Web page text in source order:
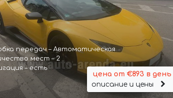
передач – Автоматическая
мест – 2
– есть
цена от €893 в день
описание и цены